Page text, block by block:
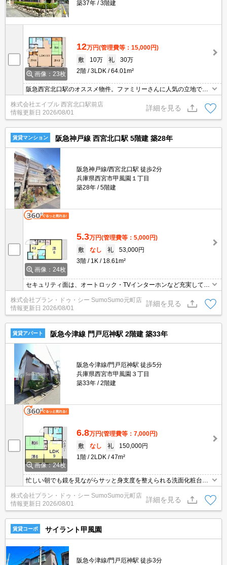
築37年 3階建
画像：23枚
12万円(管理費等：15,000円)
敷
10万 礼
30万
2階
3LDK 64.01m²
阪急西宮北口駅のオススメ物件。ファミリーさんに人気の立地です
よ。角部屋をお探しの方に。奥様へ充実のシステムキッチン。追い
焚き機能付きバス。玄関オートロックなので安心。収納スペースが
充実。
株式会社エイブル 西宮北口駅前店
情報更新日 2026/08/01
詳細を見る
賃貸マンション 阪急神戸線 西宮北口駅 5階建 築28年
阪急神戸線/西宮北口駅 徒歩2分
兵庫県西宮市甲風園１丁目
築28年
5階建
画像：24枚
5.3万円(管理費等：5,000円)
敷
なし 礼
53,000円
3階
1K 18.61m²
セキュリティ面は、オートロック・TVインターホンなど充実してい
るので、防犯対策もばっちりです。収納はシューズボックス・クロ
ゼットなど豊富なので、広々と空間を利用することも可能です。室
内設備はエアコン・CS・CATVなど豊富に揃っており、過ごしやす
いお部屋になっております。こちらの物件は閑静な住宅地にありま
す。
株式会社プラン・ドゥ・シー SumoSumo元町店
情報更新日 2026/08/01
詳細を見る
賃貸アパート 阪急今津線 門戸厄神駅 2階建 築33年
阪急今津線/門戸厄神駅 徒歩5分
兵庫県西宮市甲風園３丁目
築33年
2階建
画像：24枚
6.8万円(管理費等：7,000円)
敷
なし 礼
150,000円
1階
2LDK 47m²
忙しい朝でも鏡を見ながらサッと身支度を整えられる洗面化粧台を
なるモニター付きインターホンがあります。収納はクロゼット・押
入など豊富なので、広々と空間を利用することも可能です。CATV
は充実のチャンネルが魅力の、夜更かし注意の楽しすぎるコンテン
株式会社プラン・ドゥ・シー SumoSumo元町店
情報更新日 2026/08/01
詳細を見る
賃貸コーポ サイラント甲風園
阪急今津線/門戸厄神駅 徒歩3分